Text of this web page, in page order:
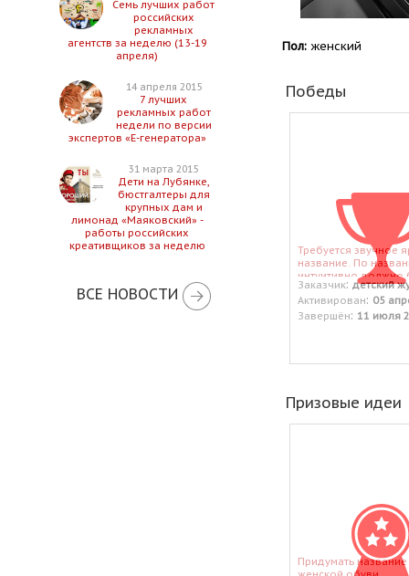
Семь лучших работ
российских
рекламных
агентств за неделю (13-19
апреля)
14 апреля 2015
7 лучших
рекламных работ
недели по версии
экспертов «Е-генератора»
31 марта 2015
Дети на Лубянке,
бюстгалтеры для
крупных дам и
лимонад «Маяковский» -
работы российских
креативщиков за неделю
ВСЕ НОВОСТИ
Пол:женский
Победы
Требуется звучное
название. По
интуитивно должно
понятно что это
детский глянец. Без
использования
Заказчик: детский
Активирован: 05
Завершён: 11 июля
Призовые идеи
Придумать